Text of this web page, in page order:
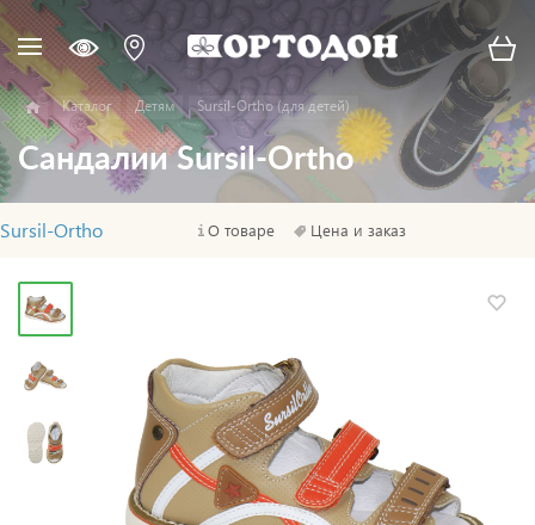
Каталог Детям Sursil-Ortho (для детей)
Сандалии Sursil-Ortho
Sursil-Ortho О товаре Цена и заказ